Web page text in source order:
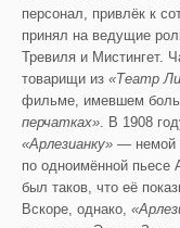
персонал, привлёк к
принял на ведущие
Тревиля и Мистингет.
товарищи из «Театр
фильме, имевшем
перчатках». В 1908
«Арлезианку» — немой
по одноимённой пьесе
был таков, что её
Вскоре, однако, «